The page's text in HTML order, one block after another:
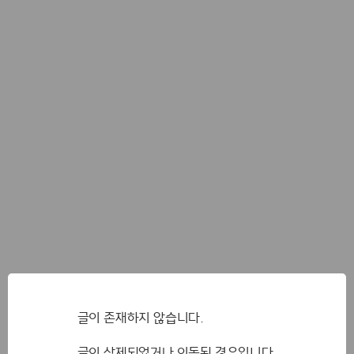
글이 존재하지 않습니다.